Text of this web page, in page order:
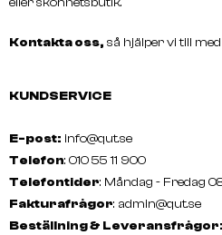
eller skönhetsbutik.
Kontakta oss, så hjälper vi till
KUNDSERVICE
E-post: info@qut.se
Telefon: 010 55 11 900
Telefontider: Måndag - Fredag
Fakturafrågor: admin@qut.se
Beställning & Leveransfrågor: